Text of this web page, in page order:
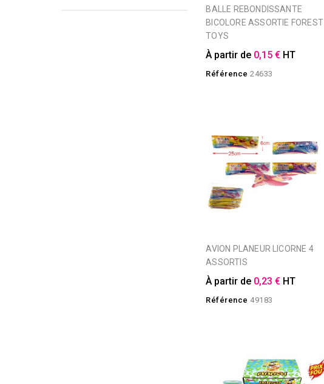
BALLE REBONDISSANTE
BICOLORE ASSORTIE FOREST
TOYS
À partir de 0,15 € HT
Référence 24633
AVION PLANEUR LICORNE 4
ASSORTIS
À partir de 0,23 € HT
Référence 49183